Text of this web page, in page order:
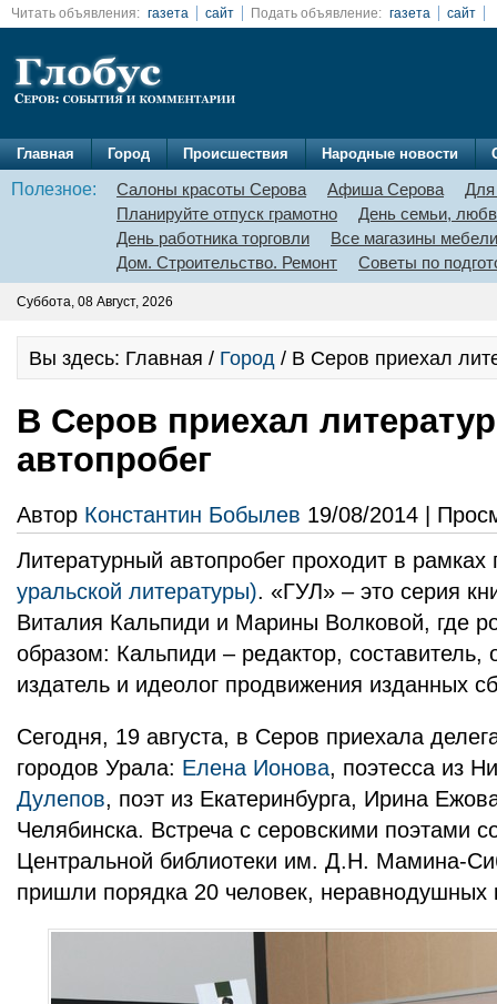
Читать объявления: газета сайт Подать объявление: газета сайт
Главная Город Происшествия Народные новости
Полезное: Салоны красоты Серова Афиша Серова
Для
Планируйте отпуск грамотно
День семьи,
День работника торговли
Все магазины мебели
Дом. Строительство. Ремонт
Советы по
Суббота, 08 Август, 2026
Вы здесь: Главная / Город / В Серов приехал
В Серов приехал
автопробег
Автор Константин Бобылев 19/08/2014 |
Литературный автопробег проходит в рамках
уральской литературы). «ГУЛ» – это серия
Виталия Кальпиди и Марины Волковой, где
образом: Кальпиди – редактор,
издатель и идеолог продвижения изданных
Сегодня, 19 августа, в Серов приехала
городов Урала: Елена Ионова, поэтесса из
Дулепов, поэт из Екатеринбурга, Ирина
Челябинска. Встреча с серовскими поэтами
Центральной библиотеки им. Д.Н. Мамина-
пришли порядка 20 человек, неравнодушных